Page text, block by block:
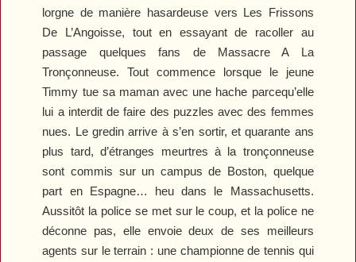
lorgne de manière hasardeuse vers Les Frissons
De L’Angoisse, tout en essayant de racoller au
passage quelques fans de Massacre A La
Tronçonneuse. Tout commence lorsque le jeune
Timmy tue sa maman avec une hache parcequ’elle
lui a interdit de faire des puzzles avec des femmes
nues. Le gredin arrive à s’en sortir, et quarante ans
plus tard, d’étranges meurtres à la tronçonneuse
sont commis sur un campus de Boston, quelque
part en Espagne… heu dans le Massachusetts.
Aussitôt la police se met sur le coup, et la police ne
déconne pas, elle envoie deux de ses meilleurs
agents sur le terrain : une championne de tennis qui